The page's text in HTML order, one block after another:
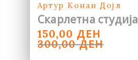
Артур Конан Дојл
Скарлетна студија
300,00ДЕН
ORIGINAL
PRICE
WAS:
150,00 ДЕН
CURRENT
PRICE
IS: